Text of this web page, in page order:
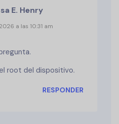
E. Henry
a las 10:31 am
root del dispositivo.
RESPONDER